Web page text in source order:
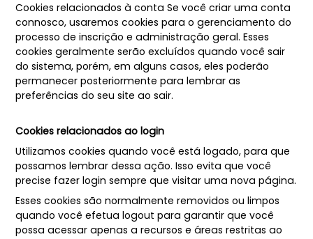
Cookies relacionados à conta Se você criar uma conta
connosco, usaremos cookies para o gerenciamento do
processo de inscrição e administração geral. Esses
cookies geralmente serão excluídos quando você sair
do sistema, porém, em alguns casos, eles poderão
permanecer posteriormente para lembrar as
preferências do seu site ao sair.
Cookies relacionados ao login
Utilizamos cookies quando você está logado, para que
possamos lembrar dessa ação. Isso evita que você
precise fazer login sempre que visitar uma nova página.
Esses cookies são normalmente removidos ou limpos
quando você efetua logout para garantir que você
possa acessar apenas a recursos e áreas restritas ao